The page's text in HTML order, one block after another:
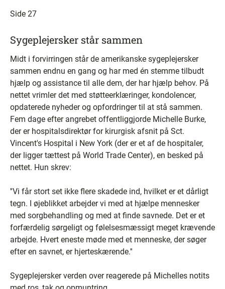
Side 27
Sygeplejersker står sammen
Midt i forvirringen står de amerikanske sygeplejersker
sammen endnu en gang og har med én stemme tilbudt
hjælp og assistance til alle dem, der har hjælp behov. På
nettet vrimler det med støtteerklæringer, kondolencer,
opdaterede nyheder og opfordringer til at stå sammen.
Fem dage efter angrebet offentliggjorde Michelle Burke,
der er hospitalsdirektør for kirurgisk afsnit på Sct.
Vincent's Hospital i New York (der er et af de hospitaler,
der ligger tættest på World Trade Center), en besked på
nettet. Hun skrev:
''Vi får stort set ikke flere skadede ind, hvilket er et dårligt
tegn. I øjeblikket arbejder vi med at hjælpe mennesker
med sorgbehandling og med at finde savnede. Det er et
forfærdelig sørgeligt og følelsesmæssigt meget krævende
arbejde. Hvert eneste møde med et menneske, der søger
efter en savnet, er hjerteskærende.''
Sygeplejersker verden over reagerede på Michelles notits